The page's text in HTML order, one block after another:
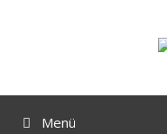
Menü